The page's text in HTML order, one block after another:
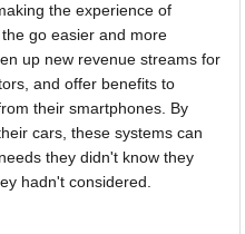
the experience of
go easier and more
up new revenue streams for
and offer benefits to
their smartphones. By
cars, these systems can
they didn't know they
hadn't considered.